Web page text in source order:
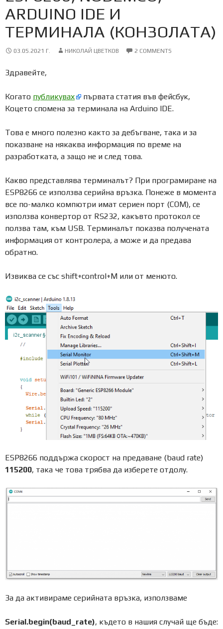
ARDUINO IDE И
ТЕРМИНАЛА (КОНЗОЛАТА)
03.05.2021 Г. НИКОЛАЙ ЦВЕТКОВ 2 COMMENTS
Здравейте,
Когато публикувах
първата статия във фейсбук,
Коцето спомена за терминала на Arduino IDE.
Това е много полезно както за дебъгване, така и за
показване на някаква информация по време на
разработката, а защо не и след това.
Какво представлява терминалът? При програмиране на
ESP8266 се използва серийна връзка. Понеже в момента
все по-малко компютри имат сериен порт (COM), се
използва конвертор от RS232, какъвто протокол се
ползва там, към USB. Терминалът показва получената
информация от контролера, а може и да предава
обратно.
Извиква се със shift+control+M или от менюто.
ESP8266 поддържа скорост на предаване (baud rate)
115200, така че това трябва да изберете отдолу.
За да активираме серийната връзка, използваме
Serial.begin(baud_rate), където в нашия случай ще бъде: